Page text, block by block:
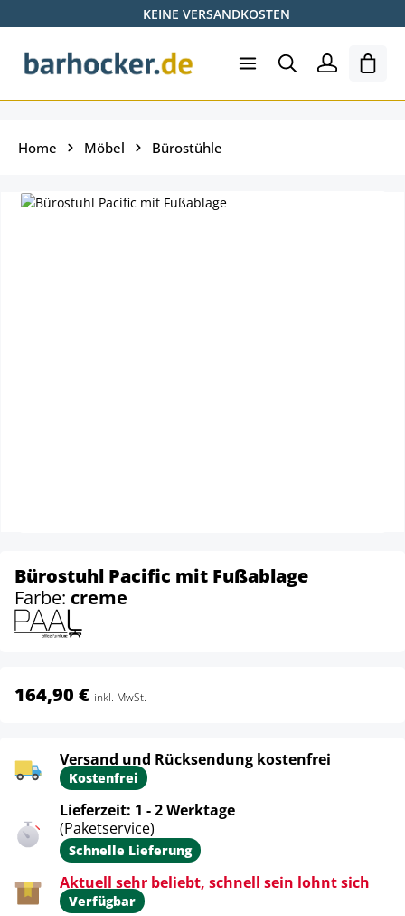
Zum Hauptinhalt springenKEINE VERSANDKOSTEN
Home Möbel Bürostühle
Bürostuhl Pacific mit Fußablage
Farbe: creme
164,90 € inkl. MwSt.
Versand und Rücksendung kostenfrei
Kostenfrei
Lieferzeit: 1 - 2 Werktage
(Paketservice)
Schnelle Lieferung
Aktuell sehr beliebt, schnell sein lohnt sich
Verfügbar